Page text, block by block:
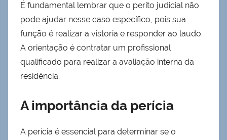
É fundamental lembrar que o perito judicial não
pode ajudar nesse caso específico, pois sua
função é realizar a vistoria e responder ao laudo.
A orientação é contratar um profissional
qualificado para realizar a avaliação interna da
residência.
A importância da perícia
A perícia é essencial para determinar se o